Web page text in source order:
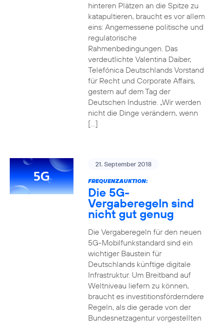
hinteren Plätzen an die Spitze zu
katapultieren, braucht es vor allem
eins: Angemessene politische und
regulatorische
Rahmenbedingungen. Das
verdeutlichte Valentina Daiber,
Telefónica Deutschlands Vorstand
für Recht und Corporate Affairs,
gestern auf dem Tag der
Deutschen Industrie. „Wir werden
nicht die Dinge verändern, wenn
[…]
21. September 2018
FREQUENZAUKTION:
Die 5G-
Vergaberegeln sind
nicht gut genug
Die Vergaberegeln für den neuen
5G-Mobilfunkstandard sind ein
wichtiger Baustein für
Deutschlands künftige digitale
Infrastruktur. Um Breitband auf
Weltniveau liefern zu können,
braucht es investitionsförderndere
Regeln, als die gerade von der
Bundesnetzagentur vorgestellten